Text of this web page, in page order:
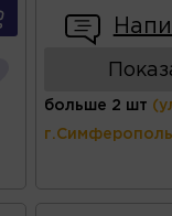
больше 2 шт